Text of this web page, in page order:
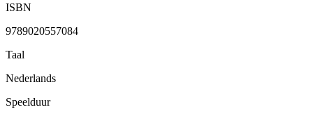
ISBN
9789020557084
Taal
Nederlands
Speelduur